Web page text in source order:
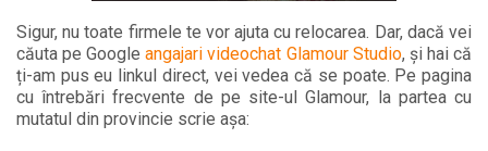
Sigur, nu toate firmele te vor ajuta cu relocarea. Dar, dacă vei
căuta pe Googleangajari videochat Glamour Studio, și hai că
ți-am pus eu linkul direct, vei vedea că se poate. Pe pagina
cu întrebări frecvente de pe site-ul Glamour, la partea cu
mutatul din provincie scrie așa: